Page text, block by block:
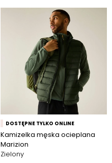
DOSTĘPNE TYLKO ONLINE
Kamizelka męska ocieplana
Marizion
Zielony